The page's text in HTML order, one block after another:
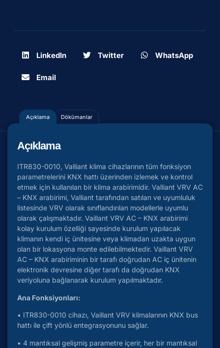
LinkedIn Twitter WhatsApp
Email
Açıklama Dökümanlar
Açıklama
ITR830-0010, Valliant klima cihazlarının tüm fonksiyon
parametrelerini KNX hattı üzerinden izlemek ve kontrol
etmek için kullanılan bir klima arabirimidir. Valliant VRV AC
– KNX arabirimi, Valliant tarafından satılan ve uyumluluk
listesinde VRV olarak sınıflandırılan modellerle uyumlu
olarak çalışmaktadır. Vaillant VRV AC – KNX arabirimi
kolay kurulum özelliği sayesinde kurulum yapılacak
klimanın kendi iç ünitesine veya klimadan uzakta uygun
olan bir lokasyona monte edilebilmektedir. Vaillant VRV
AC – KNX arabiriminin bir tarafı doğrudan AC iç ünitenin
elektronik devresine diğer tarafı da doğrudan KNX
veriyoluna bağlanarak kurulum yapılmaktadır.
Ana Fonksiyonları:
• ITR830-0010 cihazı, Vaillant VRV klimalarının KNX bus
hattı ile çift yönlü entegrasyonunu sağlar.
• 4 mantıksal gelişmiş parametre içerir, her bir mantıksal